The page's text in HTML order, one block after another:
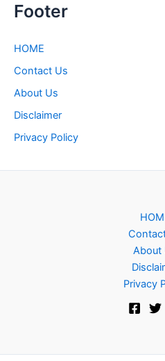
Footer
HOME
Contact Us
About Us
Disclaimer
Privacy Policy
About
Privacy